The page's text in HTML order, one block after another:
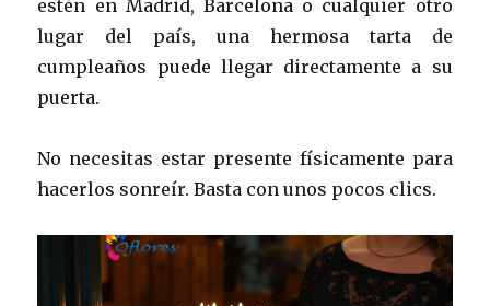
estén en Madrid, Barcelona o cualquier otro
lugar del país, una hermosa tarta de
cumpleaños puede llegar directamente a su
puerta.
No necesitas estar presente físicamente para
hacerlos sonreír. Basta con unos pocos clics.